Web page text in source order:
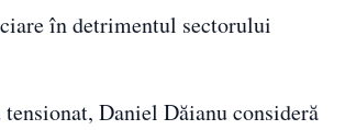
în detrimentul sectorului
Daniel Dăianu consideră